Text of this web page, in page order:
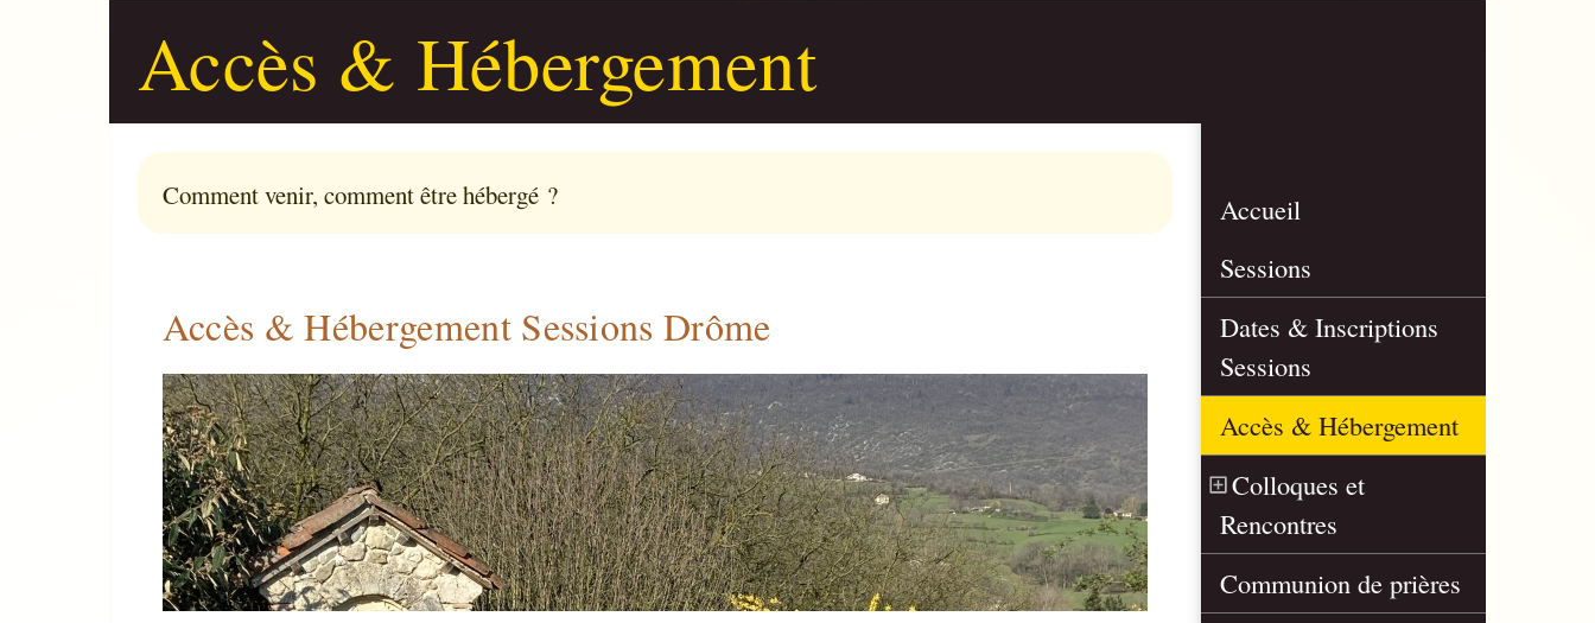
Accès & Hébergement
Comment venir, comment être hébergé ?
Accès & Hébergement Sessions Drôme
Accueil
Sessions
Dates & Inscriptions
Sessions
Accès & Hébergement
Colloques et
Rencontres
Communion de prières